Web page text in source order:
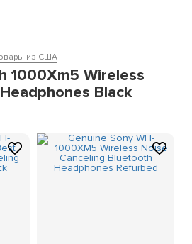
из США
1000Xm5 Wireless
Black